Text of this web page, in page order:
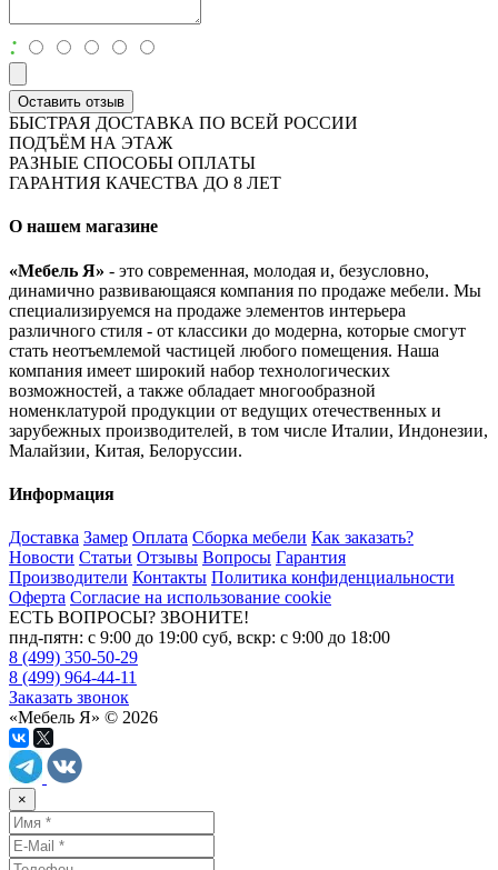
:
Оставить отзыв
БЫСТРАЯ ДОСТАВКА ПО ВСЕЙ РОССИИ
ПОДЪЁМ НА ЭТАЖ
РАЗНЫЕ СПОСОБЫ ОПЛАТЫ
ГАРАНТИЯ КАЧЕСТВА ДО 8 ЛЕТ
О нашем магазине
«Мебель Я» - это современная, молодая и, безусловно,
динамично развивающаяся компания по продаже мебели. Мы
специализируемся на продаже элементов интерьера
различного стиля - от классики до модерна, которые смогут
стать неотъемлемой частицей любого помещения. Наша
компания имеет широкий набор технологических
возможностей, а также обладает многообразной
номенклатурой продукции от ведущих отечественных и
зарубежных производителей, в том числе Италии, Индонезии,
Малайзии, Китая, Белоруссии.
Информация
Доставка Замер Оплата Сборка мебели Как заказать?
Новости Статьи Отзывы Вопросы Гарантия
Производители Контакты Политика конфиденциальности
Оферта Согласие на использование cookie
ЕСТЬ ВОПРОСЫ? ЗВОНИТЕ!
пнд-пятн: с 9:00 до 19:00 суб, вскр: с 9:00 до 18:00
8 (499) 350-50-29
8 (499) 964-44-11
Заказать звонок
«Мебель Я» © 2026
×